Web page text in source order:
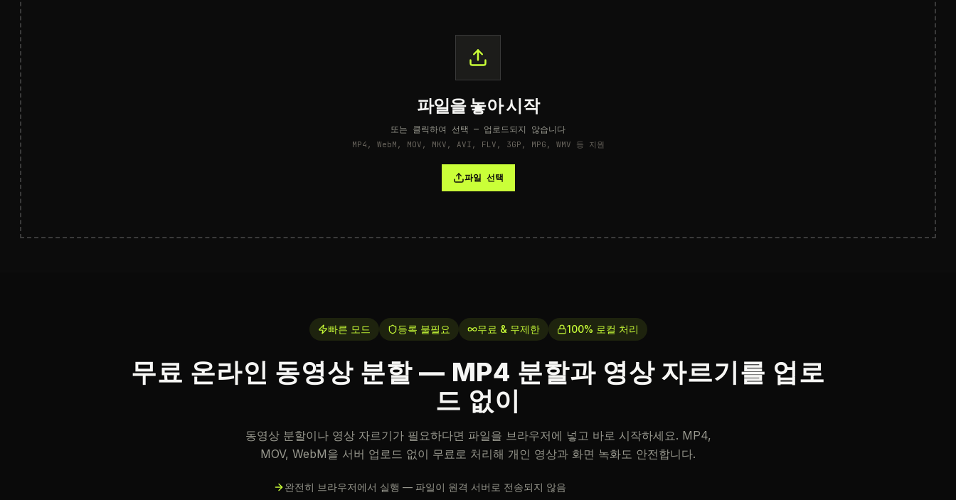
파일을 놓아 시작
또는 클릭하여 선택 — 업로드되지 않습니다
MP4, WebM, MOV, MKV, AVI, FLV, 3GP, MPG, WMV 등 지원
파일 선택
빠른 모드 등록 불필요 무료 & 무제한 100% 로컬 처리
무료 온라인 동영상 분할 — MP4 분할과 영상 자르기를 업로
드 없이
동영상 분할이나 영상 자르기가 필요하다면 파일을 브라우저에 넣고 바로 시작하세요. MP4,
MOV, WebM을 서버 업로드 없이 무료로 처리해 개인 영상과 화면 녹화도 안전합니다.
완전히 브라우저에서 실행 — 파일이 원격 서버로 전송되지 않음